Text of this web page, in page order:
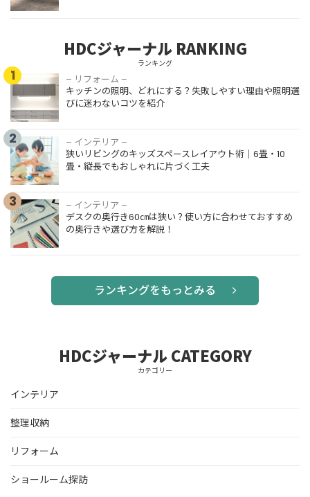
HDCジャーナル RANKING
ランキング
1
– リフォーム –
キッチンの照明、どれにする？失敗しやすい理由や照明選
びに迷わないコツを紹介
2
– インテリア –
狭いリビングのキッズスペースレイアウト術｜6畳・10
畳・縦長でもおしゃれに片づく工夫
3
– インテリア –
デスクの奥行き60㎝は狭い？使い方に合わせておすすめ
の奥行きや選び方を解説！
ランキングをもっとみる
HDCジャーナル CATEGORY
カテゴリー
インテリア
整理収納
リフォーム
ショールーム探訪